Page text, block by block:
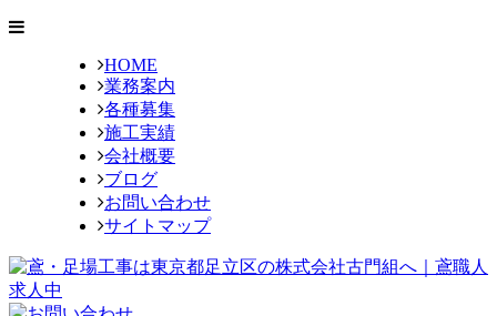
HOME
業務案内
各種募集
施工実績
会社概要
ブログ
お問い合わせ
サイトマップ